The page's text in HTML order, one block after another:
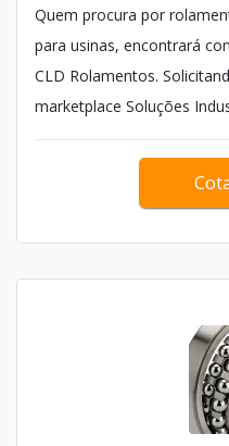
Quem procura por
para usinas, encontrará
CLD Rolamentos.
marketplace Soluções
sofisticação, qualidade e
a melhor mão de obra da
proteção e entrega